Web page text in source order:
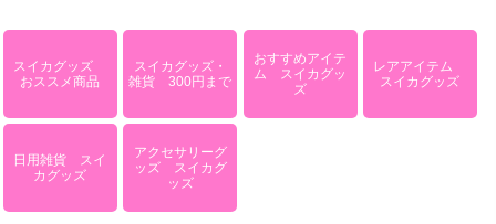
スイカグッズ
おススメ商品
スイカグッズ・
雑貨 300円まで
おすすめアイテ
ム スイカグッ
ズ
レアアイテム
スイカグッズ
日用雑貨 スイ
カグッズ
アクセサリーグ
ッズ スイカグ
ッズ